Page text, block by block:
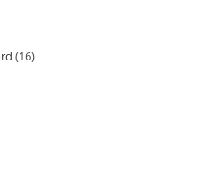
16